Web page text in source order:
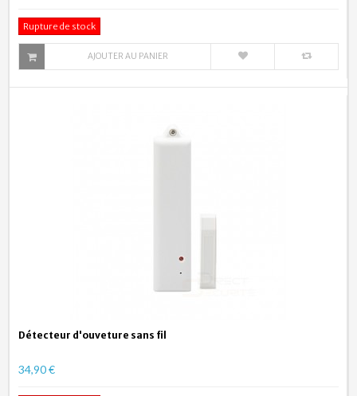
Rupture de stock
AJOUTER AU PANIER
Détecteur d'ouveture sans fil
34,90 €